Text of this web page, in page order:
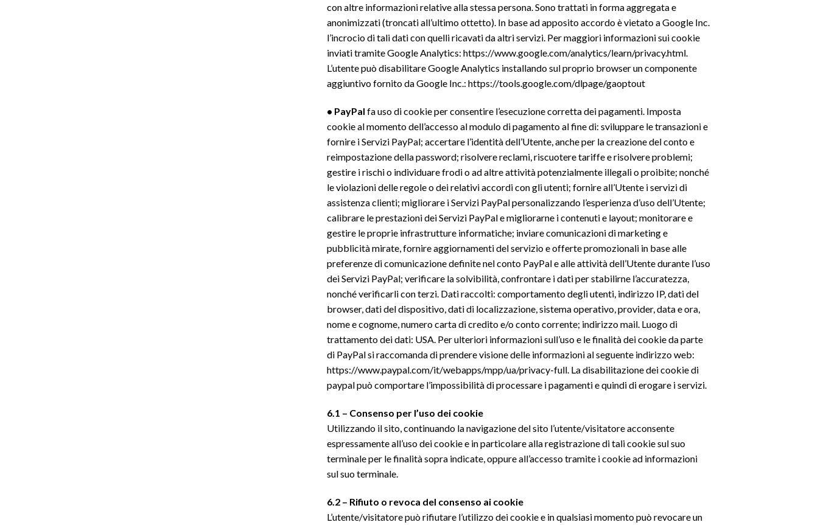
con altre informazioni relative alla stessa persona. Sono trattati in forma aggregata e
anonimizzati (troncati all’ultimo ottetto). In base ad apposito accordo è vietato a Google Inc.
l’incrocio di tali dati con quelli ricavati da altri servizi. Per maggiori informazioni sui cookie
inviati tramite Google Analytics: https://www.google.com/analytics/learn/privacy.html.
L’utente può disabilitare Google Analytics installando sul proprio browser un componente
aggiuntivo fornito da Google Inc.: https://tools.google.com/dlpage/gaoptout
• PayPal fa uso di cookie per consentire l’esecuzione corretta dei pagamenti. Imposta
cookie al momento dell’accesso al modulo di pagamento al fine di: sviluppare le transazioni e
fornire i Servizi PayPal; accertare l’identità dell’Utente, anche per la creazione del conto e
reimpostazione della password; risolvere reclami, riscuotere tariffe e risolvere problemi;
gestire i rischi o individuare frodi o ad altre attività potenzialmente illegali o proibite; nonché
le violazioni delle regole o dei relativi accordi con gli utenti; fornire all’Utente i servizi di
assistenza clienti; migliorare i Servizi PayPal personalizzando l’esperienza d’uso dell’Utente;
calibrare le prestazioni dei Servizi PayPal e migliorarne i contenuti e layout; monitorare e
gestire le proprie infrastrutture informatiche; inviare comunicazioni di marketing e
pubblicità mirate, fornire aggiornamenti del servizio e offerte promozionali in base alle
preferenze di comunicazione definite nel conto PayPal e alle attività dell’Utente durante l’uso
dei Servizi PayPal; verificare la solvibilità, confrontare i dati per stabilirne l’accuratezza,
nonché verificarli con terzi. Dati raccolti: comportamento degli utenti, indirizzo IP, dati del
browser, dati del dispositivo, dati di localizzazione, sistema operativo, provider, data e ora,
nome e cognome, numero carta di credito e/o conto corrente; indirizzo mail. Luogo di
trattamento dei dati: USA. Per ulteriori informazioni sull’uso e le finalità dei cookie da parte
di PayPal si raccomanda di prendere visione delle informazioni al seguente indirizzo web:
https://www.paypal.com/it/webapps/mpp/ua/privacy-full. La disabilitazione dei cookie di
paypal può comportare l’impossibilità di processare i pagamenti e quindi di erogare i servizi.
6.1 – Consenso per l’uso dei cookie
Utilizzando il sito, continuando la navigazione del sito l’utente/visitatore acconsente
espressamente all’uso dei cookie e in particolare alla registrazione di tali cookie sul suo
terminale per le finalità sopra indicate, oppure all’accesso tramite i cookie ad informazioni
sul suo terminale.
6.2 – Rifiuto o revoca del consenso ai cookie
L’utente/visitatore può rifiutare l’utilizzo dei cookie e in qualsiasi momento può revocare un